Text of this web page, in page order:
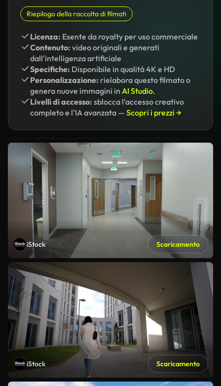
Riepilogo della raccolta di filmati
Licenza: Esente da royalty per uso commerciale
Contenuto: video originali e generati
dall'intelligenza artificiale
Specifiche: Disponibile in qualità 4K e HD
Personalizzazione: rielabora questo filmato o
genera nuove immagini in AI Studio.
Livelli di accesso: sblocca l'accesso creativo
completo e l'IA avanzata — Scopri i prezzi →
iStock Scaricamento
iStock Scaricamento